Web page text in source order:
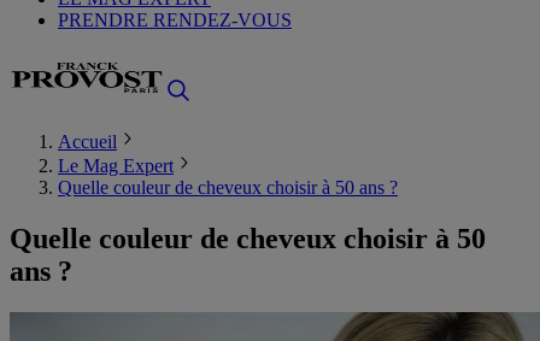
PRENDRE RENDEZ-VOUS
Accueil
Le Mag Expert
Quelle couleur de cheveux choisir à 50 ans ?
Quelle couleur de cheveux choisir à 50
ans ?